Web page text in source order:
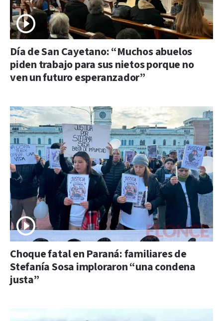
Día de San Cayetano: “Muchos abuelos
piden trabajo para sus nietos porque no
ven un futuro esperanzador”
Choque fatal en Paraná: familiares de
Stefanía Sosa imploraron “una condena
justa”